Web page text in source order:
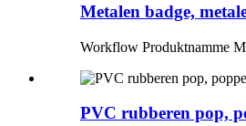
Metalen badge,
Workflow Produktnamme
PVC rubberen pop,